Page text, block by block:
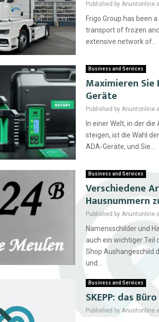
Published by
Frigo Group has been
transport of frozen
extensive network of...
Business and Services
Maximieren Sie
Geräte
Published by
In einer Welt, in der
steigen, ist die Wahl
ADA-Geräte, und Sie...
Business and Services
Verschiedene
Hausnummern
Published by
Namensschilder und
auch ein wichtiger Teil
Shop
und...
Business and Services
SKEPP: das
Published by